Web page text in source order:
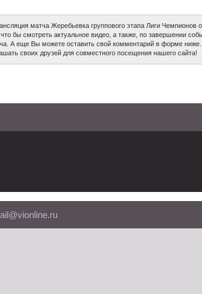
матча Жеребьевка группового этапа Лиги Чемпионов
бы смотреть актуальное видео, а также, по завершении
А еще Вы можете оставить свой комментарий в форме ниже.
своих друзей для совместного посещения нашего сайта!